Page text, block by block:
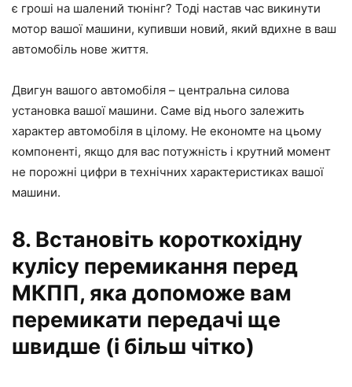
є гроші на шалений тюнінг? Тоді настав час викинути
мотор вашої машини, купивши новий, який вдихне в ваш
автомобіль нове життя.
Двигун вашого автомобіля – центральна силова
установка вашої машини. Саме від нього залежить
характер автомобіля в цілому. Не економте на цьому
компоненті, якщо для вас потужність і крутний момент
не порожні цифри в технічних характеристиках вашої
машини.
8. Встановіть короткохідну
кулісу перемикання перед
МКПП, яка допоможе вам
перемикати передачі ще
швидше (і більш чітко)